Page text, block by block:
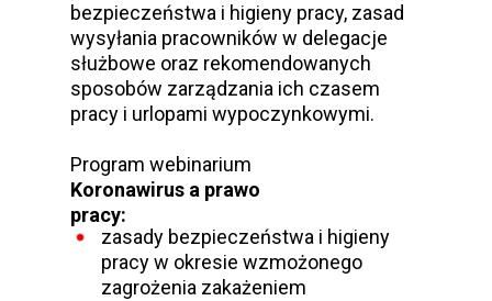
bezpieczeństwa i higieny pracy, zasad
wysyłania pracowników w delegacje
służbowe oraz rekomendowanych
sposobów zarządzania ich czasem
pracy i urlopami wypoczynkowymi.
Program webinarium
Koronawirus a prawo
pracy:
zasady bezpieczeństwa i higieny
pracy w okresie wzmożonego
zagrożenia zakażeniem